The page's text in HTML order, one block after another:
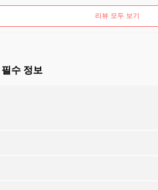
리뷰 모두 보기
수 정보